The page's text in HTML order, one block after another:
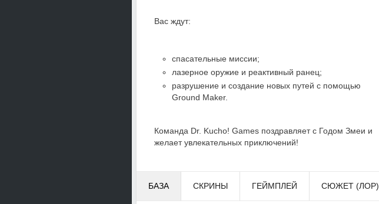
Вас ждут:
спасательные миссии;
лазерное оружие и реактивный ранец;
разрушение и создание новых путей с помощью
Ground Maker.
Команда Dr. Kucho! Games поздравляет с Годом Змеи и
желает увлекательных приключений!
БАЗА СКРИНЫ ГЕЙМПЛЕЙ СЮЖЕТ (ЛОР)